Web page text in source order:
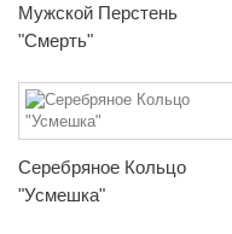
Мужской Перстень
"Смерть"
Серебряное Кольцо
"Усмешка"